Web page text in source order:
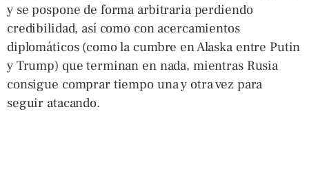
y se pospone de forma arbitraria perdiendo
credibilidad, así como con acercamientos
diplomáticos (como la cumbre en Alaska entre Putin
y Trump) que terminan en nada, mientras Rusia
consigue comprar tiempo una y otra vez para
seguir atacando.